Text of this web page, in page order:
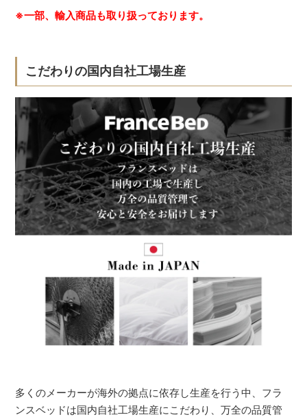
※一部、輸入商品も取り扱っております。
こだわりの国内自社工場生産
多くのメーカーが海外の拠点に依存し生産を行う中、フラ
ンスベッドは国内自社工場生産にこだわり、万全の品質管